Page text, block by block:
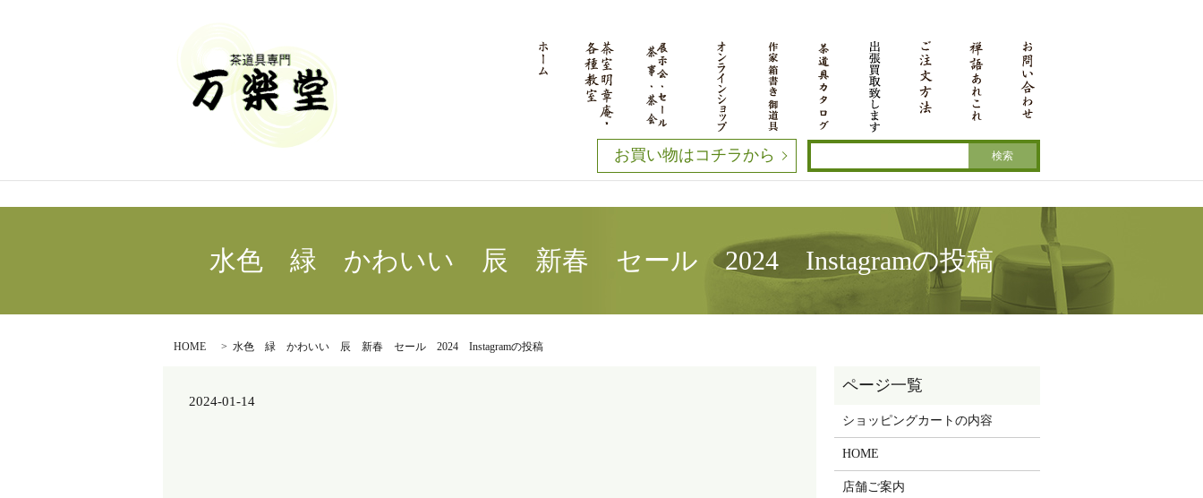
お買い物はコチラから
水色 緑 かわいい 辰 新春 セール 2024 Instagramの投稿
HOME 水色 緑 かわいい 辰 新春 セール 2024 Instagramの投稿
2024-01-14
ショッピングカートの内容
HOME
店舗ご案内